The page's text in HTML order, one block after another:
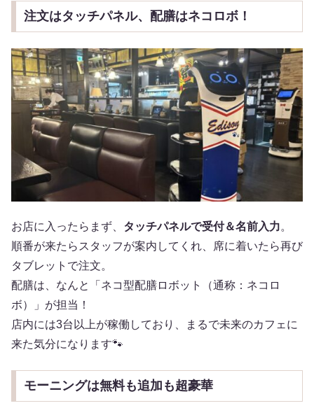
注文はタッチパネル、配膳はネコロボ！
お店に入ったらまず、 タッチパネルで受付＆名前入力。
順番が来たらスタッフが案内してくれ、席に着いたら再び
タブレットで注文。
配膳は、なんと「ネコ型配膳ロボット（通称：ネコロ
ボ）」が担当！
店内には3台以上が稼働しており、まるで未来のカフェに
来た気分になります🐾
モーニングは無料も追加も超豪華